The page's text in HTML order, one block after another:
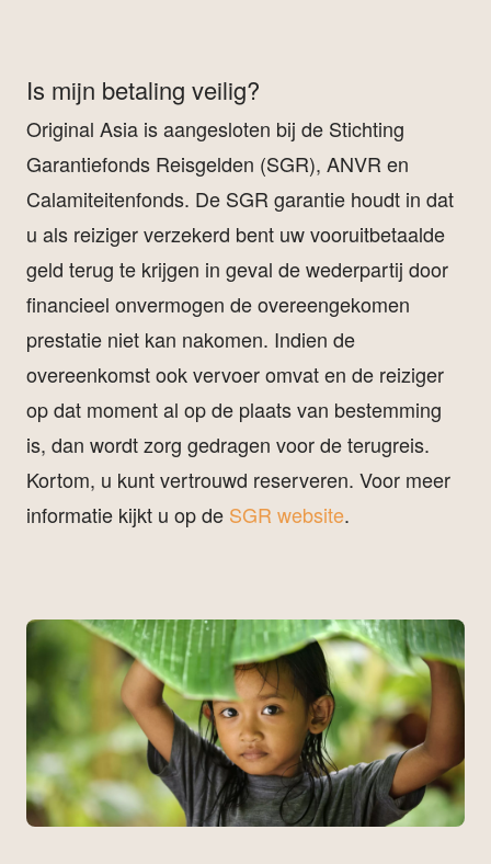
Is mijn betaling veilig?
Original Asia is aangesloten bij de Stichting
Garantiefonds Reisgelden (SGR), ANVR en
Calamiteitenfonds. De SGR garantie houdt in dat
u als reiziger verzekerd bent uw vooruitbetaalde
geld terug te krijgen in geval de wederpartij door
financieel onvermogen de overeengekomen
prestatie niet kan nakomen. Indien de
overeenkomst ook vervoer omvat en de reiziger
op dat moment al op de plaats van bestemming
is, dan wordt zorg gedragen voor de terugreis.
Kortom, u kunt vertrouwd reserveren. Voor meer
informatie kijkt u op de SGR website.